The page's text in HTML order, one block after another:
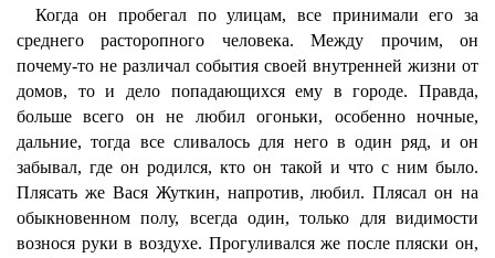
Когда он пробегал по улицам, все принимали его за
среднего расторопного человека. Между прочим, он
почему-то не различал события своей внутренней жизни от
домов, то и дело попадающихся ему в городе. Правда,
больше всего он не любил огоньки, особенно ночные,
дальние, тогда все сливалось для него в один ряд, и он
забывал, где он родился, кто он такой и что с ним было.
Плясать же Вася Жуткин, напротив, любил. Плясал он на
обыкновенном полу, всегда один, только для видимости
вознося руки в воздухе. Прогуливался же после пляски он,